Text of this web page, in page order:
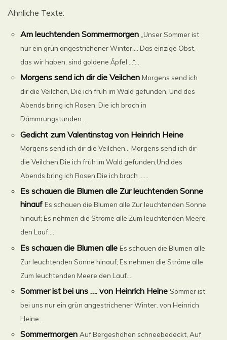
Ähnliche Texte:
Am leuchtenden Sommermorgen „Unser Sommer ist
nur ein grün angestrichener Winter…. Das einzige Obst,
das wir haben, sind goldene Äpfel …“...
Morgens send ich dir die Veilchen Morgens send ich
dir die Veilchen, Die ich früh im Wald gefunden, Und des
Abends bring ich Rosen, Die ich brach in
Dämmrungstunden....
Gedicht zum Valentinstag von Heinrich Heine
Morgens send ich dir die Veilchen… Morgens send ich dir
die Veilchen,Die ich früh im Wald gefunden,Und des
Abends bring ich Rosen,Die ich brach ......
Es schauen die Blumen alle Zur leuchtenden Sonne
hinauf Es schauen die Blumen alle Zur leuchtenden Sonne
hinauf; Es nehmen die Ströme alle Zum leuchtenden Meere
den Lauf....
Es schauen die Blumen alle Es schauen die Blumen alle
Zur leuchtenden Sonne hinauf; Es nehmen die Ströme alle
Zum leuchtenden Meere den Lauf....
Sommer ist bei uns …. von Heinrich Heine Sommer ist
bei uns nur ein grün angestrichener Winter. von Heinrich
Heine...
Sommermorgen Auf Bergeshöhen schneebedeckt, Auf